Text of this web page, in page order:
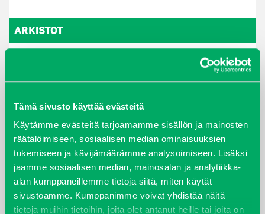
Tämä sivusto käyttää evästeitä
Käytämme evästeitä tarjoamamme sisällön ja mainosten
räätälöimiseen, sosiaalisen median ominaisuuksien
tukemiseen ja kävijämäärämme analysoimiseen. Lisäksi
jaamme sosiaalisen median, mainosalan ja analytiikka-
alan kumppaneillemme tietoja siitä, miten käytät
sivustoamme. Kumppanimme voivat yhdistää näitä
tietoja muihin tietoihin, joita olet antanut heille tai joita on
ARKISTOT
elokuu 2024
joulukuu 2022
huhtikuu 2022
helmikuu 2022